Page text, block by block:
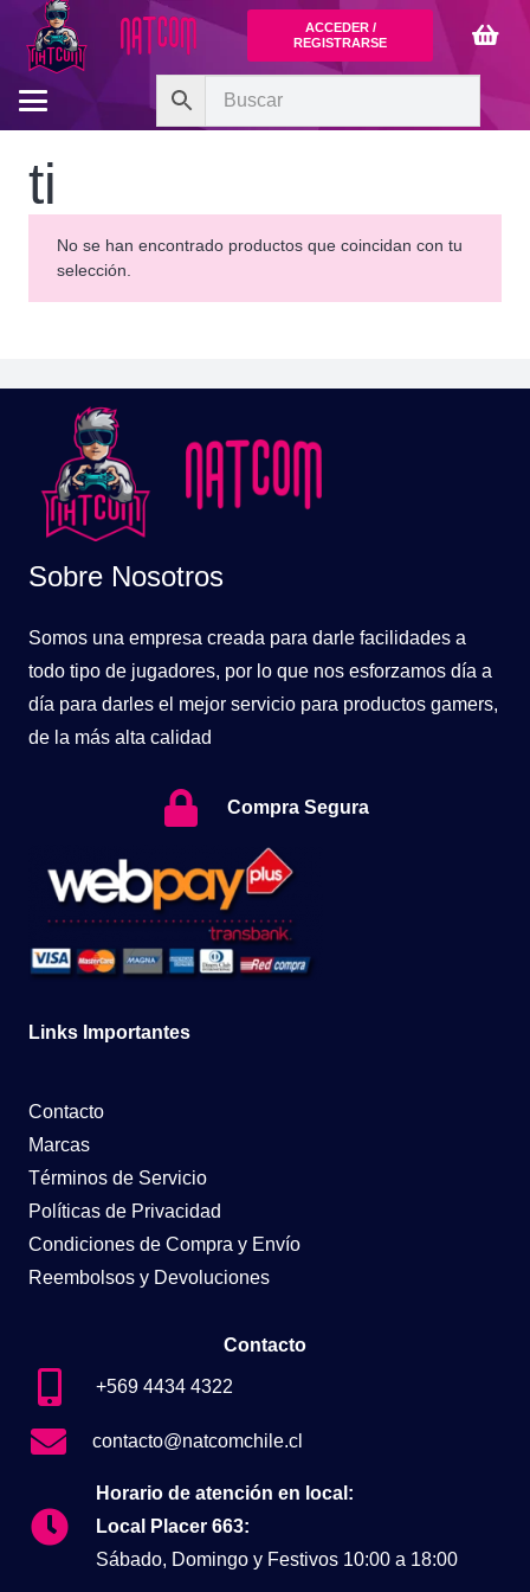
ACCEDER /
REGISTRARSE
ti
No se han encontrado productos que coincidan con tu
selección.
Sobre Nosotros
Somos una empresa creada para darle facilidades a
todo tipo de jugadores, por lo que nos esforzamos día a
día para darles el mejor servicio para productos gamers,
de la más alta calidad
Compra Segura
Links Importantes
Contacto
Marcas
Términos de Servicio
Políticas de Privacidad
Condiciones de Compra y Envío
Reembolsos y Devoluciones
Contacto
+569 4434 4322
contacto@natcomchile.cl
Horario de atención en local:
Local Placer 663:
Sábado, Domingo y Festivos 10:00 a 18:00